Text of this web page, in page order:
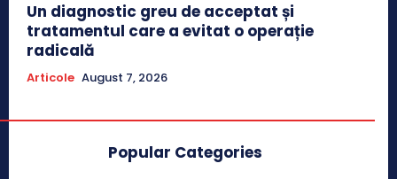
Un diagnostic greu de acceptat și
tratamentul care a evitat o operație
radicală
Articole August 7, 2026
Popular Categories